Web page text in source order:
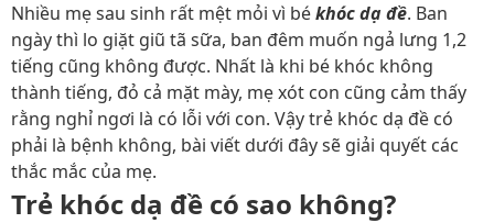
Nhiều mẹ sau sinh rất mệt mỏi vì békhóc dạ đề. Ban
ngày thì lo giặt giũ tã sữa, ban đêm muốn ngả lưng 1,2
tiếng cũng không được. Nhất là khi bé khóc không
thành tiếng, đỏ cả mặt mày, mẹ xót con cũng cảm thấy
rằng nghỉ ngơi là có lỗi với con. Vậy trẻ khóc dạ đề có
phải là bệnh không, bài viết dưới đây sẽ giải quyết các
thắc mắc của mẹ.
Trẻ khóc dạ đề có sao không?